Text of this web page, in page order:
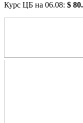
Курс ЦБ на 06.08: $